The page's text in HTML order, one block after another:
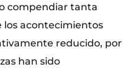
compendiar tanta
los acontecimientos
reducido, por
han sido